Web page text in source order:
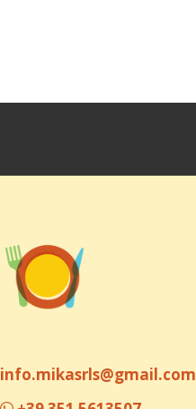
info.mikasrls@gmail.com